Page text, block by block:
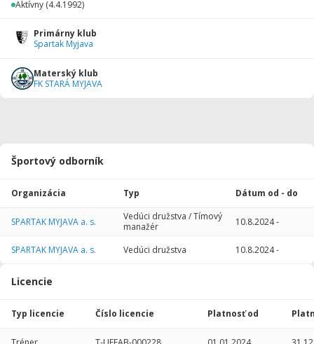
Aktívny (4.4.1992)
Primárny klub
Spartak Myjava
Materský klub
FK STARÁ MYJAVA
Športový odborník
Organizácia Typ Dátum od - do
SPARTAK MYJAVA a. s.
Vedúci družstva / Tímový
manažér
10.8.2024-
SPARTAK MYJAVA a. s. Vedúci družstva 10.8.2024-
Licencie
Typ licencie Číslo licencie Platnosť od